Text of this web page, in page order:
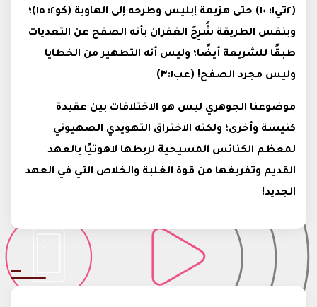
(٢تي١: ١٠) حتى هزيمة إبليس وطرحه إلى الهاوية (كو٢: ١٥)؛
وبنفس الطريقة شُرِحَ الغفران بأنه الصفح عن التعديات
طبقًا للشريعة أيضًا؛ وليس أنه التطهير من الخطايا
وليس مجرد الصفح! (عب٣:١)
موضوعنا الجوهري ليس هو الاختلافات بين عقيدة
كنيسة وأخرى؛ ولكنه الاختراق التهويدي الصهيوني
لمعظم الكنائس المسيحية لربطها لاهوتيًا بالعهد
القديم وتفريغها من قوة الغلبة والخلاص التي في العهد
الجديد!